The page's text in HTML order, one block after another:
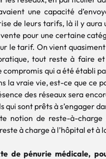
une capacité
de leurs tarifs, là il y aura
pour une certaine
le tarif. On vient
tout reste à faire
compromis qui a été établi
la vraie vie, est-ce que ce
des réseaux sera
qui sont prêts à s’engager
notion de reste-à-charge
à charge à l’hôpital et à
de pénurie médicale,